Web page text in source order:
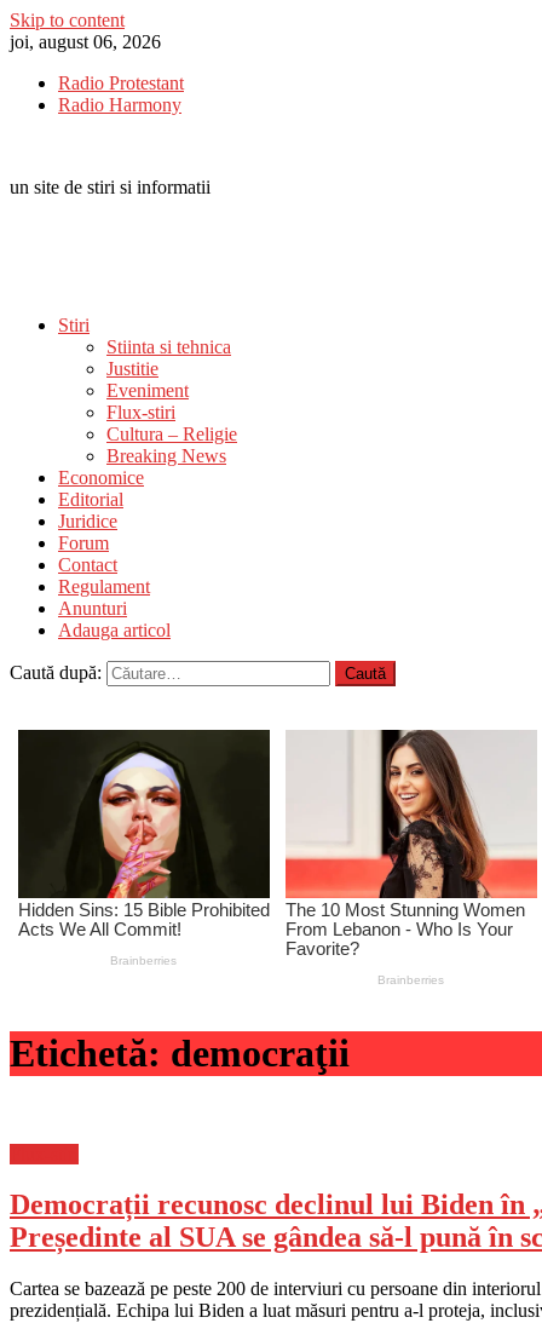
Skip to content
joi, august 06, 2026
Radio Protestant
Radio Harmony
un site de stiri si informatii
Stiri
Stiinta si tehnica
Justitie
Eveniment
Flux-stiri
Cultura – Religie
Breaking News
Economice
Editorial
Juridice
Forum
Contact
Regulament
Anunturi
Adauga articol
Caută după:
Etichetă: democraţii
Democrații recunosc declinul lui Biden în
Președinte al SUA se gândea să-l pună în
Cartea se bazează pe peste 200 de interviuri cu persoane din
prezidențială. Echipa lui Biden a luat măsuri pentru a-l proteja,